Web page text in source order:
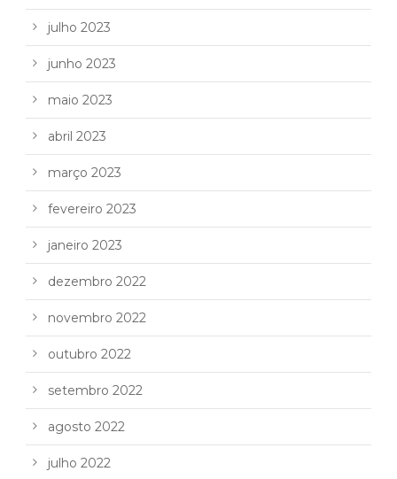
julho 2023
junho 2023
maio 2023
abril 2023
março 2023
fevereiro 2023
janeiro 2023
dezembro 2022
novembro 2022
outubro 2022
setembro 2022
agosto 2022
julho 2022